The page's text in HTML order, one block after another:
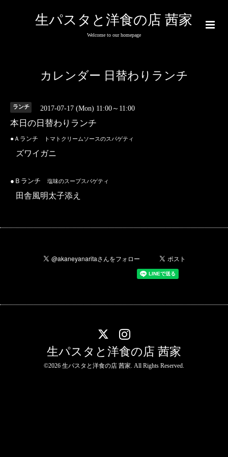
生パスタと洋食の店 茜家
Welcome to our homepage
カレンダー 日替わりランチ
ランチ 2017-07-17 (Mon) 11:00～11:00
本日の日替わりランチ
●Ａランチ トマトクリームソースのスパゲティ
ズワイガニ
●Ｂランチ 塩味のスープスパゲティ
田舎風明太子添え
生パスタと洋食の店 茜家
©2026 生パスタと洋食の店 茜家. All Rights Reserved.